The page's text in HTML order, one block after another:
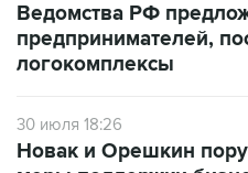
Ведомства РФ
предпринимателей,
логокомплексы
30 июля 18:26
Новак и Орешкин